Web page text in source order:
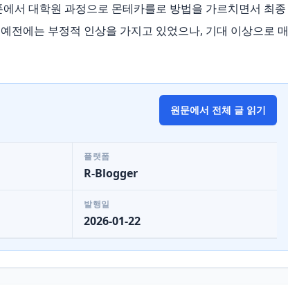
서 대학원 과정으로 몬테카를로 방법을 가르치면서 최종
전에는 부정적 인상을 가지고 있었으나, 기대 이상으로 매
원문에서 전체 글 읽기
플랫폼
R-Blogger
발행일
2026-01-22